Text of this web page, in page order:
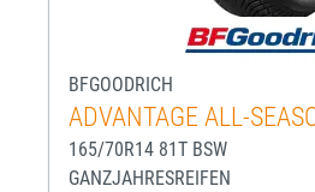
BFGOODRICH
ADVANTAGE ALL-
165/70R14 81T BSW
GANZJAHRESREIFEN